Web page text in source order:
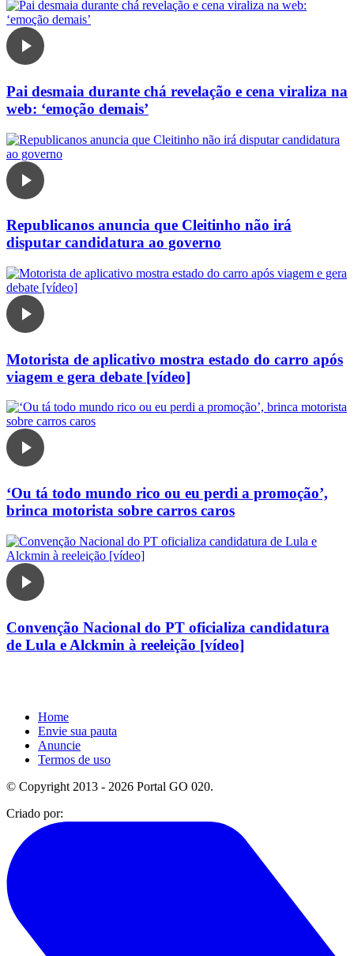
Pai desmaia durante chá revelação e cena viraliza na
web: ‘emoção demais’
Republicanos anuncia que Cleitinho não irá
disputar candidatura ao governo
Motorista de aplicativo mostra estado do carro após
viagem e gera debate [vídeo]
‘Ou tá todo mundo rico ou eu perdi a promoção’,
brinca motorista sobre carros caros
Convenção Nacional do PT oficializa candidatura
de Lula e Alckmin à reeleição [vídeo]
Home
Envie sua pauta
Anuncie
Termos de uso
© Copyright 2013 - 2026 Portal GO 020.
Criado por: